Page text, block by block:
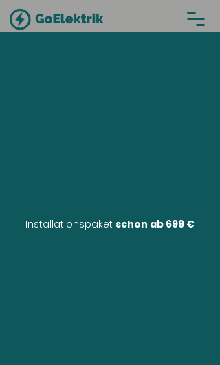
Installationspaket schon ab 699 €